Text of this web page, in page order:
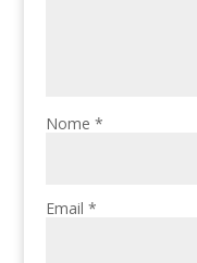
Nome*
Email*